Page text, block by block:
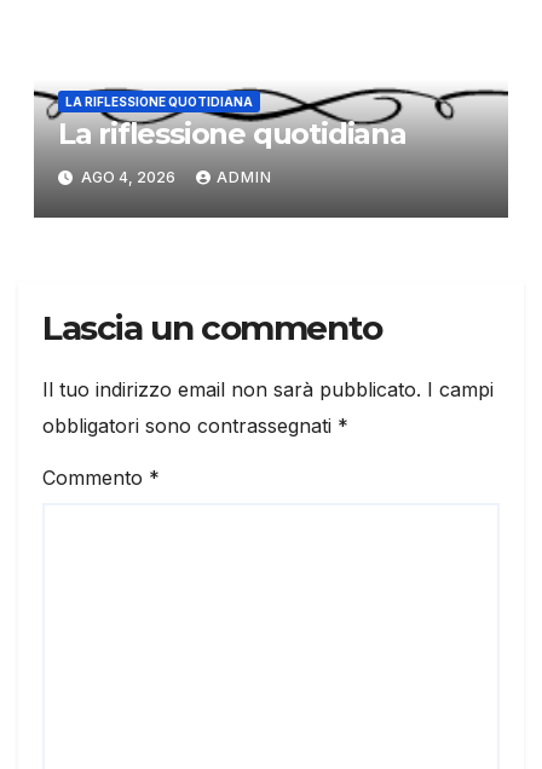
LA RIFLESSIONE QUOTIDIANA
La riflessione quotidiana
AGO 4, 2026 ADMIN
Lascia un commento
Il tuo indirizzo email non sarà pubblicato. I campi
obbligatori sono contrassegnati *
Commento *